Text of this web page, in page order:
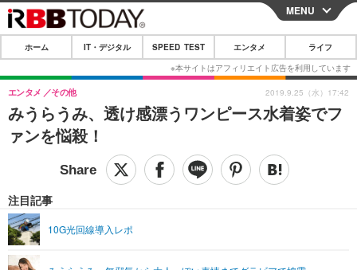
CLOSE
ホーム
IT・デジタル
IT・デジタルTOP スマートフォン
ショッピング その他
SPEED TEST
エンタメTOP 映画・ドラマ
ライフTOP
リリース一覧
プッシュ通知の停止方法
MENU
ホーム IT・デジタル SPEED TEST エンタメ ライフ
みうらうみ、透け感漂うワンピース水着姿でフ
ァンを悩殺！
エンタメ その他
注目記事
10G光回線導入レポ
2019.9.25（水）17:42